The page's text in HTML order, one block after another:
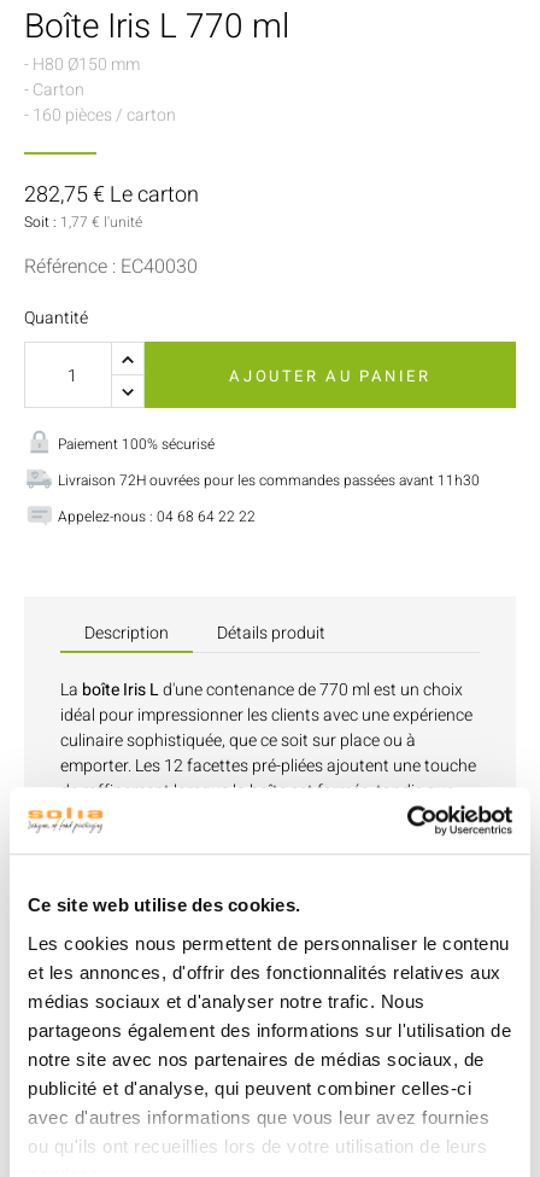
Ce site web utilise des cookies.
Les cookies nous permettent de personnaliser le contenu
et les annonces, d'offrir des fonctionnalités relatives aux
médias sociaux et d'analyser notre trafic. Nous
partageons également des informations sur l'utilisation de
notre site avec nos partenaires de médias sociaux, de
publicité et d'analyse, qui peuvent combiner celles-ci
avec d'autres informations que vous leur avez fournies
ou qu'ils ont recueillies lors de votre utilisation de leurs
Boîte Iris L 770 ml
- H80 Ø150 mm
- Carton
- 160 pièces / carton
282,75 € Le carton
Soit : 1,77 € l'unité
Référence : EC40030
Quantité
AJOUTER AU PANIER
Paiement 100% sécurisé
Livraison 72H ouvrées pour les commandes passées avant 11h30
Appelez-nous : 04 68 64 22 22
Description Détails produit
La boîte Iris Ld'une contenance de 770 ml est un choix
idéal pour impressionner les clients avec une expérience
culinaire sophistiquée, que ce soit sur place ou à
emporter. Les 12 facettes pré-pliées ajoutent une touche
de raffinement lorsque la boîte est fermée, tandis que
son grand angle de vue met en valeur les préparations
une fois ouverte, éveillant ainsi l'appétit des clients.
Iris L est solide, résistante aux éventuels dépôts de gras
également recyclable et compatible avec un réchauffage
au micro-ondes.
Formats disponibles : Boîte Iris M / Boîte Iris L
Existe également dans d'autres dimensions en finition
noire.